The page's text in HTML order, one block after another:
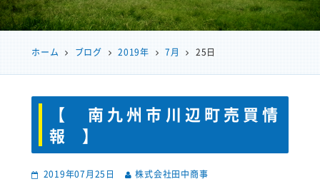
ホーム ブログ 2019年 7月 25日
【 南九州市川辺町売買情
報 】
2019年07月25日 株式会社田中商事